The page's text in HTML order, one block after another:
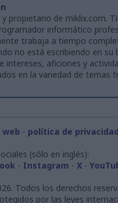
y propietario de miklix.com.
informático
trabaja a tiempo
no está escribiendo en su
intereses, aficiones y
en la variedad de temas
- política de privacidad
(sólo en inglés):
- Instagram - X-
Todos los derechos
por las leyes